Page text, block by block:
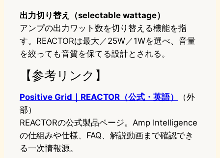
出力切り替え（selectable wattage）
アンプの出力ワット数を切り替える機能を指
す。REACTORは最大／25W／1Wを選べ、音量
を絞っても音質を保てる設計とされる。
【参考リンク】
Positive Grid｜REACTOR（公式・英語）
（外
部）
REACTORの公式製品ページ。Amp Intelligence
の仕組みや仕様、FAQ、解説動画まで確認でき
る一次情報源。